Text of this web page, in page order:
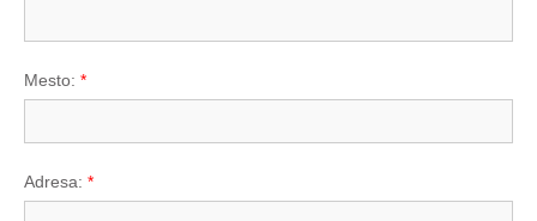
Mesto: *
Adresa: *